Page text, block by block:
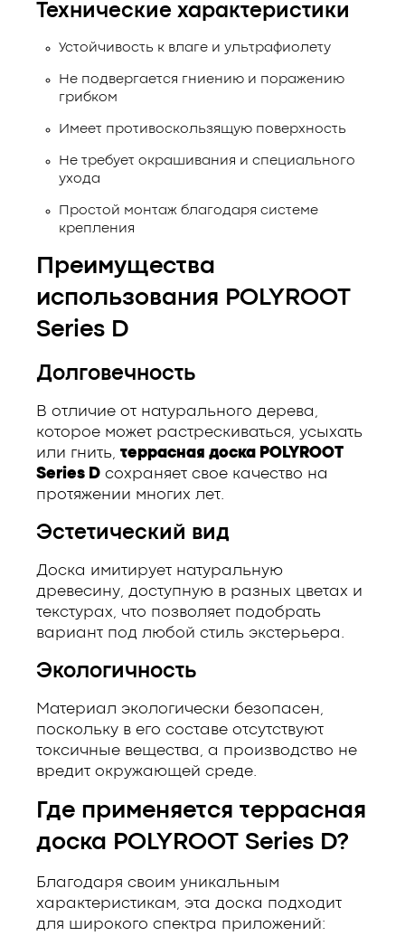
Технические характеристики
Устойчивость к влаге и ультрафиолету
Не подвергается гниению и поражению
грибком
Имеет противоскользящую поверхность
Не требует окрашивания и специального
ухода
Простой монтаж благодаря системе
крепления
Преимущества
использования POLYROOT
Series D
Долговечность
В отличие от натурального дерева,
которое может растрескиваться, усыхать
или гнить, террасная доска POLYROOT
Series D сохраняет свое качество на
протяжении многих лет.
Эстетический вид
Доска имитирует натуральную
древесину, доступную в разных цветах и ​​
текстурах, что позволяет подобрать
вариант под любой стиль экстерьера.
Экологичность
Материал экологически безопасен,
поскольку в его составе отсутствуют
токсичные вещества, а производство не
вредит окружающей среде.
Где применяется террасная
доска POLYROOT Series D?
Благодаря своим уникальным
характеристикам, эта доска подходит
для широкого спектра приложений: